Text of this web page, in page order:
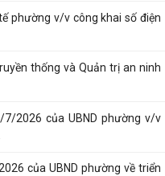
phường v/v công khai số điện
thống và Quản trị an ninh
7/2026 của UBND phường v/v
của UBND phường về triển